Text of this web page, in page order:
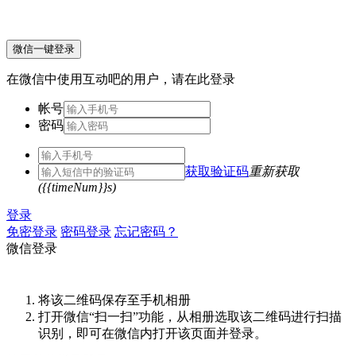
微信一键登录
在微信中使用互动吧的用户，请在此登录
帐号
密码
获取验证码重新获取
({{timeNum}}s)
登录
免密登录 密码登录 忘记密码？
微信登录
将该二维码保存至手机相册
打开微信“扫一扫”功能，从相册选取该二维码进行扫描
识别，即可在微信内打开该页面并登录。